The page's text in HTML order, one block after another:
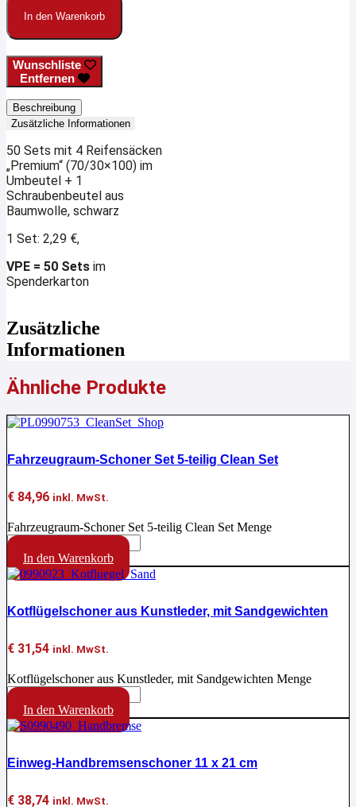
In den Warenkorb
Wunschliste
Entfernen
Beschreibung
Zusätzliche Informationen
50 Sets mit 4 Reifensäcken
„Premium“ (70/30×100) im
Umbeutel + 1
Schraubenbeutel aus
Baumwolle, schwarz
1 Set: 2,29 €,
VPE = 50 Sets im
Spenderkarton
Zusätzliche
Informationen
Ähnliche Produkte
Fahrzeugraum-Schoner Set 5-teilig Clean Set
€ 84,96 inkl. MwSt.
Fahrzeugraum-Schoner Set 5-teilig Clean Set Menge
In den Warenkorb
Kotflügelschoner aus Kunstleder, mit Sandgewichten
€ 31,54 inkl. MwSt.
Kotflügelschoner aus Kunstleder, mit Sandgewichten Menge
In den Warenkorb
Einweg-Handbremsenschoner 11 x 21 cm
€ 38,74 inkl. MwSt.